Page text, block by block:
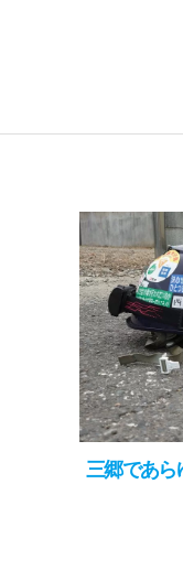
三郷であ